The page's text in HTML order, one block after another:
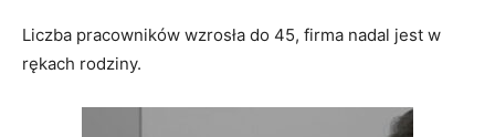
Liczba pracowników wzrosła do 45, firma nadal jest w
rękach rodziny.